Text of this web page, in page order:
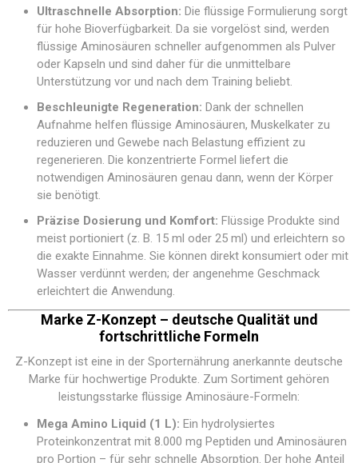
Ultraschnelle Absorption: Die flüssige Formulierung sorgt
für hohe Bioverfügbarkeit. Da sie vorgelöst sind, werden
flüssige Aminosäuren schneller aufgenommen als Pulver
oder Kapseln und sind daher für die unmittelbare
Unterstützung vor und nach dem Training beliebt.
Beschleunigte Regeneration: Dank der schnellen
Aufnahme helfen flüssige Aminosäuren, Muskelkater zu
reduzieren und Gewebe nach Belastung effizient zu
regenerieren. Die konzentrierte Formel liefert die
notwendigen Aminosäuren genau dann, wenn der Körper
sie benötigt.
Präzise Dosierung und Komfort: Flüssige Produkte sind
meist portioniert (z. B. 15 ml oder 25 ml) und erleichtern so
die exakte Einnahme. Sie können direkt konsumiert oder mit
Wasser verdünnt werden; der angenehme Geschmack
erleichtert die Anwendung.
Marke Z-Konzept – deutsche Qualität und
fortschrittliche Formeln
Z-Konzept ist eine in der Sporternährung anerkannte deutsche
Marke für hochwertige Produkte. Zum Sortiment gehören
leistungsstarke flüssige Aminosäure-Formeln:
Mega Amino Liquid (1 L): Ein hydrolysiertes
Proteinkonzentrat mit 8.000 mg Peptiden und Aminosäuren
pro Portion – für sehr schnelle Absorption. Der hohe Anteil